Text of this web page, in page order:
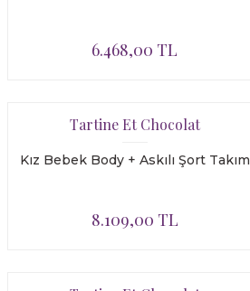
6.468,00 TL
Tartine Et Chocolat
Kız Bebek Body + Askılı Şort Takım
8.109,00 TL